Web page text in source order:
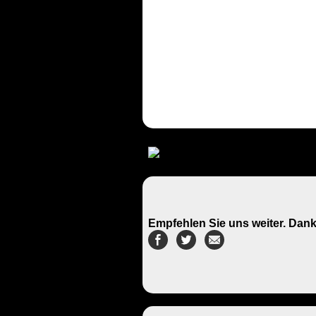
Empfehlen Sie uns weiter.